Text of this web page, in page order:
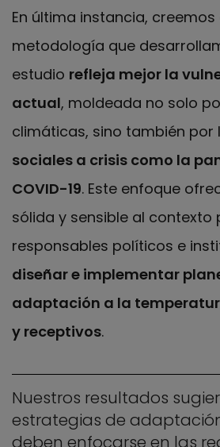
En última instancia, creemos
metodología que
estudio refleja mejor la
actual, moldeada no solo
climáticas, sino también por
sociales a crisis como la
COVID-19. Este enfoque
sólida y sensible al contexto
responsables políticos e
diseñar e implementar
adaptación a la
y receptivos.
Nuestros resultados
estrategias de
deben enfocarse en las